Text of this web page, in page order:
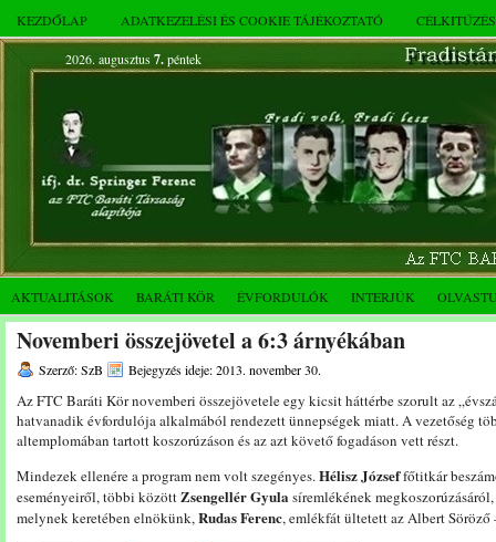
KEZDŐLAP ADATKEZELÉSI ÉS COOKIE TÁJÉKOZTATÓ
2026. augusztus 7.péntek
AKTUALITÁSOK BARÁTI KÖR ÉVFORDULÓK INTERJÚK
Novemberi összejövetel a 6:3 árnyékában
Szerző: SzB Bejegyzés ideje: 2013. november 30.
Az FTC Baráti Kör novemberi összejövetele egy kicsit háttérbe szorult az
hatvanadik évfordulója alkalmából rendezett ünnepségek miatt. A vezetőség
altemplomában tartott koszorúzáson és az azt követő fogadáson vett részt.
Mindezek ellenére a program nem volt szegényes.Hélisz Józseffőtitkár
eseményeiről, többi közöttZsengellér Gyula síremlékének megkoszorúzásáról,
melynek keretében elnökünk,Rudas Ferenc, emlékfát ültetett az Albert